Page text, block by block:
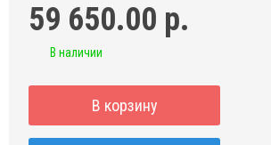
59 650.00 р.
В наличии
В корзину